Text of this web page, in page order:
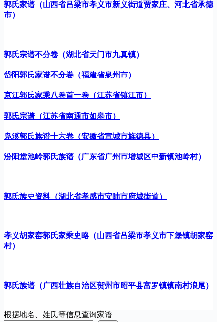
郭氏家谱（山西省吕梁市孝义市新义街道贾家庄、河北省承德
市）
郭氏宗谱不分卷（湖北省天门市九真镇）
岱阳郭氏家谱不分卷（福建省泉州市）
京江郭氏家乘八卷首一卷（江苏省镇江市）
郭氏宗谱（江苏省南通市如皋市）
凫溪郭氏族谱十六卷（安徽省宣城市旌德县）
汾阳堂池岭郭氏族谱（广东省广州市增城区中新镇池岭村）
郭氏族史资料（湖北省孝感市安陆市府城街道）
孝义胡家窑郭氏家乘史略（山西省吕梁市孝义市下堡镇胡家窑
村）
郭氏族谱（广西壮族自治区贺州市昭平县富罗镇镇南村浪尾）
根据地名、姓氏等信息查询家谱